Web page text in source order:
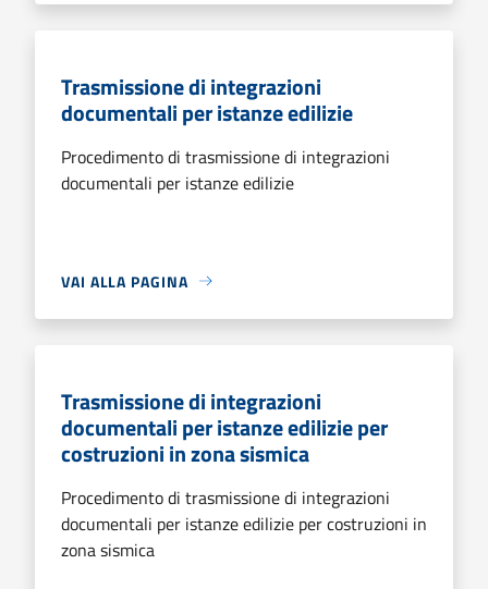
Trasmissione di integrazioni
documentali per istanze edilizie
Procedimento di trasmissione di integrazioni
documentali per istanze edilizie
VAI ALLA PAGINA
Trasmissione di integrazioni
documentali per istanze edilizie per
costruzioni in zona sismica
Procedimento di trasmissione di integrazioni
documentali per istanze edilizie per costruzioni in
zona sismica